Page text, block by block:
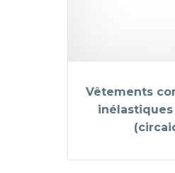
Vêtements